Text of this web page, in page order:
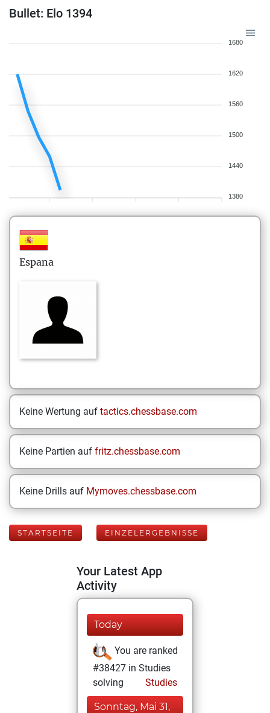
Bullet: Elo 1394
1680
1620
1560
1500
1440
1380
Espana
Keine Wertung auf tactics.chessbase.com
Keine Partien auf fritz.chessbase.com
Keine Drills auf Mymoves.chessbase.com
STARTSEITE EINZELERGEBNISSE
Your Latest App
Activity
Today
You are ranked
#38427 in Studies
solving
Studies
Sonntag, Mai 31,